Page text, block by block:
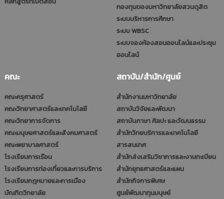
กองทุนของมหาวิทยาลัยสวนดุสิต
ระบบบริหารการศึกษา
ระบบ WBSC
ระบบจองห้องสอนออนไลน์และประชุม
ออนไลน์
คณะ
คณะครุศาสตร์
คณะวิทยาศาสตร์และเทคโนโลยี
คณะวิทยาการจัดการ
คณะมนุษยศาสตร์และสังคมศาสตร์
คณะพยาบาลศาสตร์
โรงเรียนการเรือน
โรงเรียนการท่องเที่ยวและการบริการ
โรงเรียนกฎหมายและการเมือง
บัณฑิตวิทยาลัย
สถาบัน/สำนัก/ศูนย์
สำนักงานมหาวิทยาลัย
สถาบันวิจัยและพัฒนา
สถาบันภาษา ศิลปะ และวัฒนธรรม
สำนักวิทยบริการและเทคโนโลยี
สารสนเทศ
สำนักส่งเสริมวิชาการและงานทะเบียน
สำนักยุทธศาสตร์และแผน
สำนักกิจการพิเศษ
ศูนย์พัฒนาทุนมนุษย์